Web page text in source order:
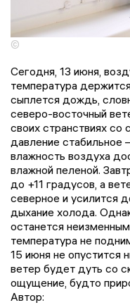
©
Сегодня, 13 июня,
температура
сыплется дождь,
северо-восточный
своих странствиях
давление стабильное
влажность воздуха
влажной пеленой.
до +11 градусов, а
северное и усилится
дыхание холода.
останется
температура не
15 июня не опустится
ветер будет дуть со
ощущение, будто
Автор: